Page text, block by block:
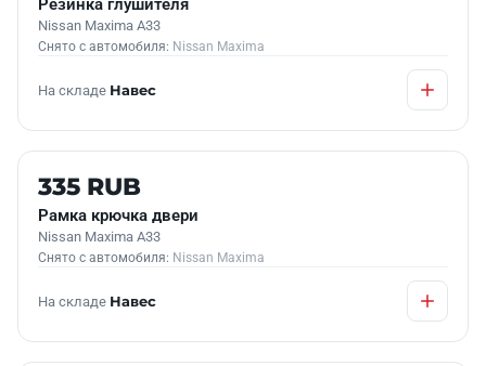
Резинка глушителя
Nissan Maxima A33
Снято с автомобиля: Nissan Maxima
На складе Навес
Б/У В НАЛИЧИИ
335 RUB
Рамка крючка двери
Nissan Maxima A33
Снято с автомобиля: Nissan Maxima
На складе Навес